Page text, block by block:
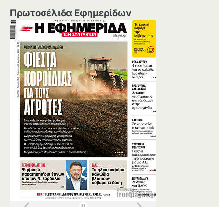
Πρωτοσέλιδα Εφημερίδων